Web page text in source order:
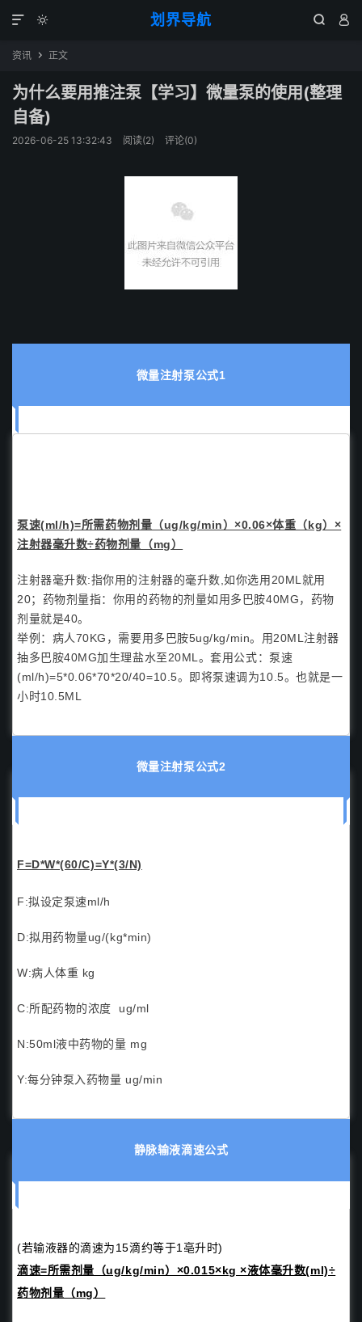
划界导航
  

资讯  正文
为什么要用推注泵【学习】微量泵的使用(整理
自备)
2026-06-25 13:32:43 阅读(2) 评论(0)
微量注射泵公式1
泵速(ml/h)=所需药物剂量（ug/kg/min）×0.06×体重（kg）×
注射器毫升数÷药物剂量（mg）
注射器毫升数:指你用的注射器的毫升数,如你选用20ML就用
20；药物剂量指：你用的药物的剂量如用多巴胺40MG，药物
剂量就是40。
举例：病人70KG，需要用多巴胺5ug/kg/min。用20ML注射器
抽多巴胺40MG加生理盐水至20ML。套用公式：泵速
(ml/h)=5*0.06*70*20/40=10.5。即将泵速调为10.5。也就是一
小时10.5ML
微量注射泵公式2
F=D*W*(60/C)=Y*(3/N)
F:拟设定泵速ml/h
D:拟用药物量ug/(kg*min)
W:病人体重 kg
C:所配药物的浓度 ug/ml
N:50ml液中药物的量 mg
Y:每分钟泵入药物量 ug/min
静脉输液滴速公式
(若输液器的滴速为15滴约等于1亳升时)
滴速=所需剂量（ug/kg/min）×0.015×kg ×液体毫升数(ml)÷
药物剂量（mg）